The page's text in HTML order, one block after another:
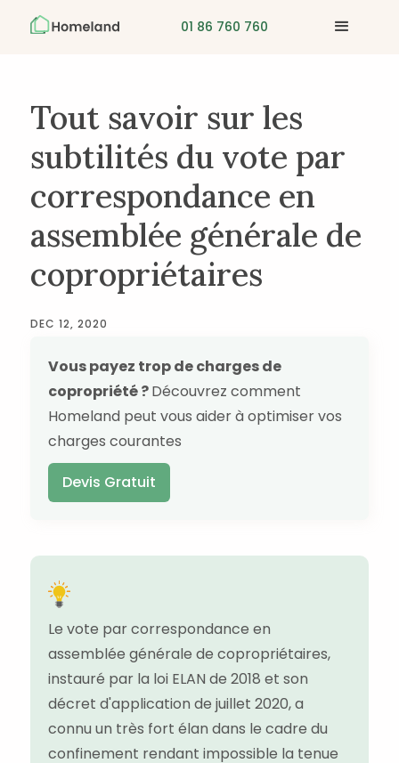
01 86 760 760
Tout savoir sur les
subtilités du vote par
correspondance en
assemblée générale de
copropriétaires
DEC 12, 2020
Vous payez trop de charges de
copropriété ?Découvrez comment
Homeland peut vous aider à optimiser vos
charges courantes
Devis Gratuit
Le vote par correspondance en
assemblée générale de copropriétaires,
instauré par la loi ELAN de 2018 et son
décret d'application de juillet 2020, a
connu un très fort élan dans le cadre du
confinement rendant impossible la tenue